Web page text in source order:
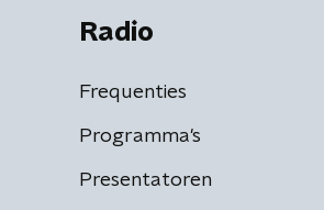
Radio
Frequenties
Programma's
Presentatoren